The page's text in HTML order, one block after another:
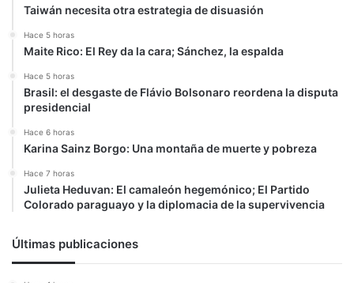
Taiwán necesita otra estrategia de disuasión
Hace 5 horas
Maite Rico: El Rey da la cara; Sánchez, la espalda
Hace 5 horas
Brasil: el desgaste de Flávio Bolsonaro reordena la disputa
presidencial
Hace 6 horas
Karina Sainz Borgo: Una montaña de muerte y pobreza
Hace 7 horas
Julieta Heduvan: El camaleón hegemónico; El Partido
Colorado paraguayo y la diplomacia de la supervivencia
Últimas publicaciones